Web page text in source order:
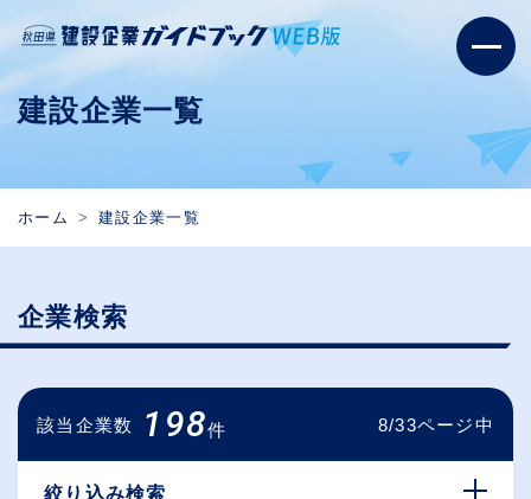
建設企業一覧
ホーム 建設企業一覧
企業検索
該当企業数 198件 8/33ページ中
絞り込み検索